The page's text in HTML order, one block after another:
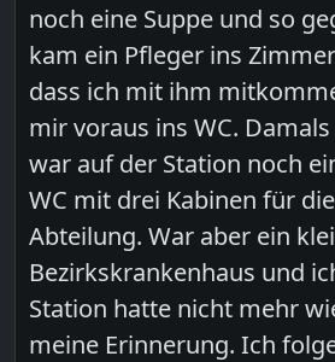
noch eine Suppe und so
kam ein Pfleger ins
dass ich mit ihm
mir voraus ins WC. Damals
war auf der Station noch
WC mit drei Kabinen für
Abteilung. War aber ein
Bezirkskrankenhaus und
Station hatte nicht mehr
meine Erinnerung. Ich